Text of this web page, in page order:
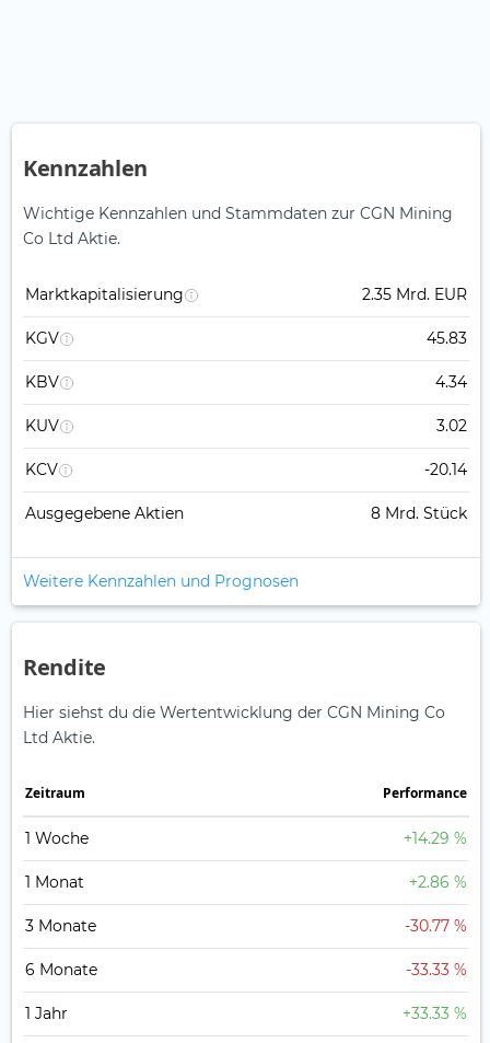
Kennzahlen
Wichtige Kennzahlen und Stammdaten zur CGN Mining
Co Ltd Aktie.
Marktkapitalisierung 2.35 Mrd. EUR
KGV 45.83
KBV 4.34
KUV 3.02
KCV -20.14
Ausgegebene Aktien 8 Mrd. Stück
Weitere Kennzahlen und Prognosen
Rendite
Hier siehst du die Wertentwicklung der CGN Mining Co
Ltd Aktie.
Zeitraum Perfor­mance
1 Woche +14.29 %
1 Monat +2.86 %
3 Monate -30.77 %
6 Monate -33.33 %
1 Jahr +33.33 %